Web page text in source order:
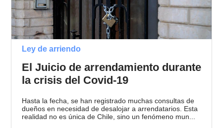
Ley de arriendo
El Juicio de arrendamiento durante
la crisis del Covid-19
Hasta la fecha, se han registrado muchas consultas de
dueños en necesidad de desalojar a arrendatarios. Esta
realidad no es única de Chile, sino un fenómeno mun...